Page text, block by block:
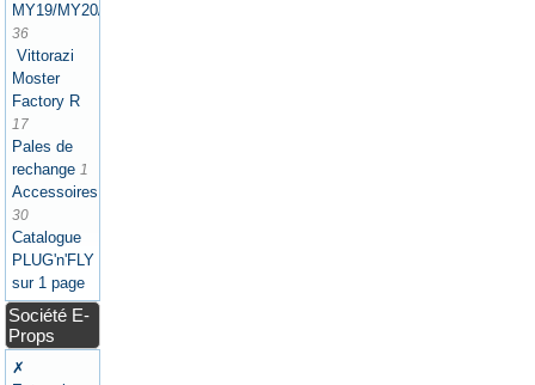
MY19/MY20/MY21/MY22/MY25
36
Vittorazi
Moster
Factory R
17
Pales de
rechange 1
Accessoires
30
Catalogue
PLUG'n'FLY
sur 1 page
Société E-
Props
✗